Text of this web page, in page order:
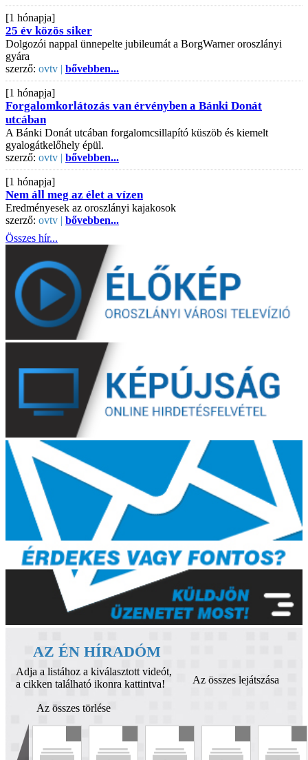
[1 hónapja]
25 év közös siker
Dolgozói nappal ünnepelte jubileumát a BorgWarner oroszlányi
gyára
szerző: ovtv | bővebben...
[1 hónapja]
Forgalomkorlátozás van érvényben a Bánki Donát
utcában
A Bánki Donát utcában forgalomcsillapító küszöb és kiemelt
gyalogátkelőhely épül.
szerző: ovtv | bővebben...
[1 hónapja]
Nem áll meg az élet a vízen
Eredményesek az oroszlányi kajakosok
szerző: ovtv | bővebben...
Összes hír...
AZ ÉN HÍRADÓM
Adja a listához a kiválasztott videót,
a cikken található ikonra kattintva!
Az összes lejátszása
Az összes törlése